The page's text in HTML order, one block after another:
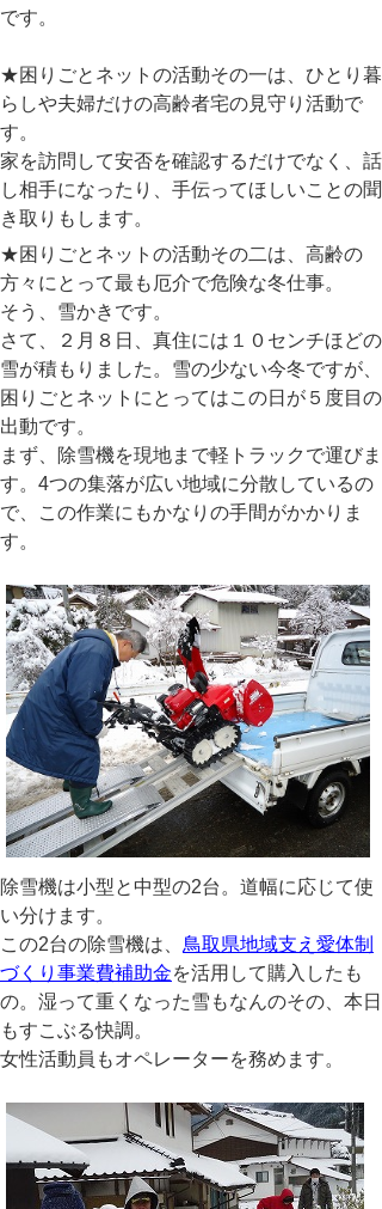
です。
★困りごとネットの活動その一は、ひとり暮
らしや夫婦だけの高齢者宅の見守り活動で
す。
家を訪問して安否を確認するだけでなく、話
し相手になったり、手伝ってほしいことの聞
き取りもします。
★困りごとネットの活動その二は、高齢の
方々にとって最も厄介で危険な冬仕事。
そう、雪かきです。
さて、２月８日、真住には１０センチほどの
雪が積もりました。雪の少ない今冬ですが、
困りごとネットにとってはこの日が５度目の
出動です。
まず、除雪機を現地まで軽トラックで運びま
す。4つの集落が広い地域に分散しているの
で、この作業にもかなりの手間がかかりま
す。
除雪機は小型と中型の2台。道幅に応じて使
い分けます。
この2台の除雪機は、 鳥取県地域支え愛体制
づくり事業費補助金を活用して購入したも
の。湿って重くなった雪もなんのその、本日
もすこぶる快調。
女性活動員もオペレーターを務めます。